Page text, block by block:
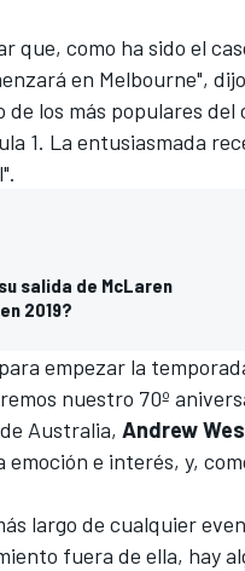
que, como ha sido el
en Melbourne", dijo
los más populares
1. La entusiasmada
salida de McLaren
2019?
empezar la
nuestro 70º
Australia, Andrew
e interés, y,
largo de cualquier
fuera de ella, hay